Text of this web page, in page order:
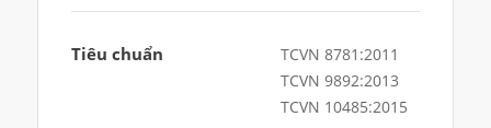
Tiêu chuẩn
TCVN 8781:2011
TCVN 9892:2013
TCVN 10485:2015